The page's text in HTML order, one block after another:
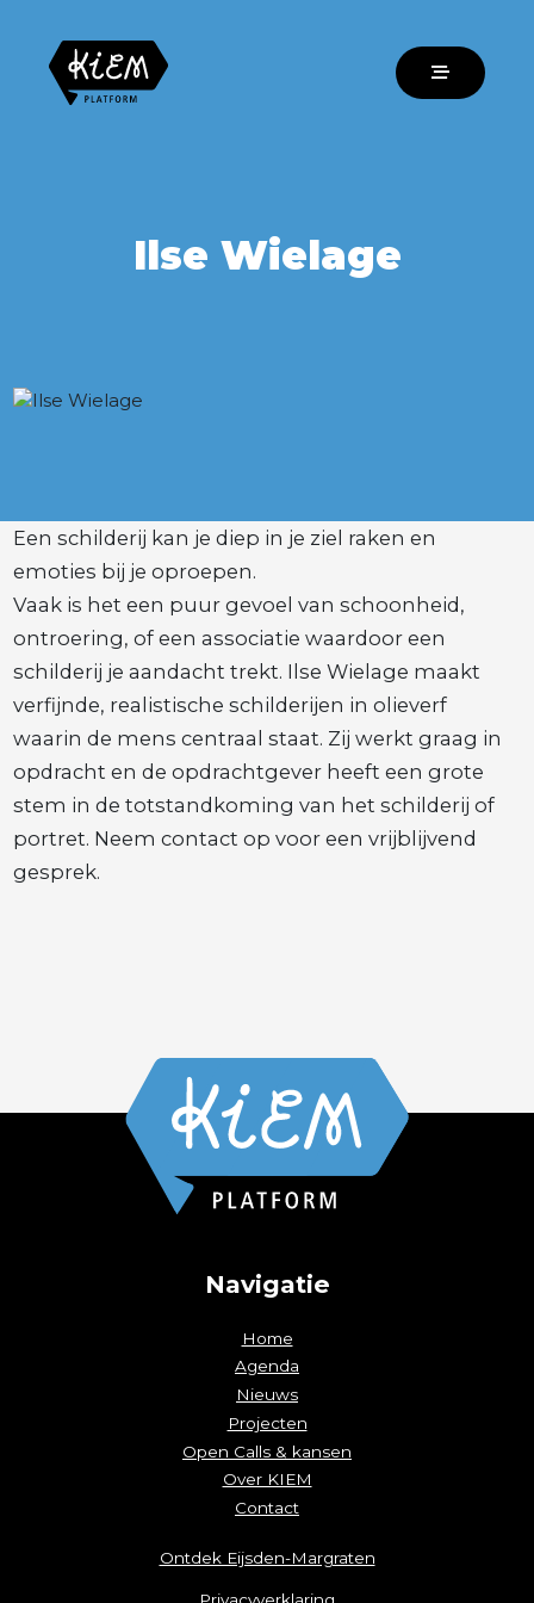
Ilse Wielage
Een schilderij kan je diep in je ziel raken en
emoties bij je oproepen.
Vaak is het een puur gevoel van schoonheid,
ontroering, of een associatie waardoor een
schilderij je aandacht trekt. Ilse Wielage maakt
verfijnde, realistische schilderijen in olieverf
waarin de mens centraal staat. Zij werkt graag in
opdracht en de opdrachtgever heeft een grote
stem in de totstandkoming van het schilderij of
portret. Neem contact op voor een vrijblijvend
gesprek.
Navigatie
Home
Agenda
Nieuws
Projecten
Open Calls & kansen
Over KIEM
Contact
Ontdek Eijsden-Margraten